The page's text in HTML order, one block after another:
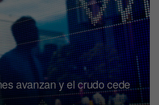
avanzan y el crudo cede